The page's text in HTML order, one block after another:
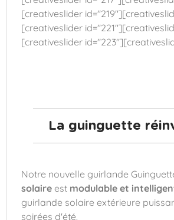
[creativeslider
[creativeslider
[creativeslider
La guinguette
Notre nouvelle guirlande
solaire est modulable et
guirlande solaire extérieure
soirées d'été.